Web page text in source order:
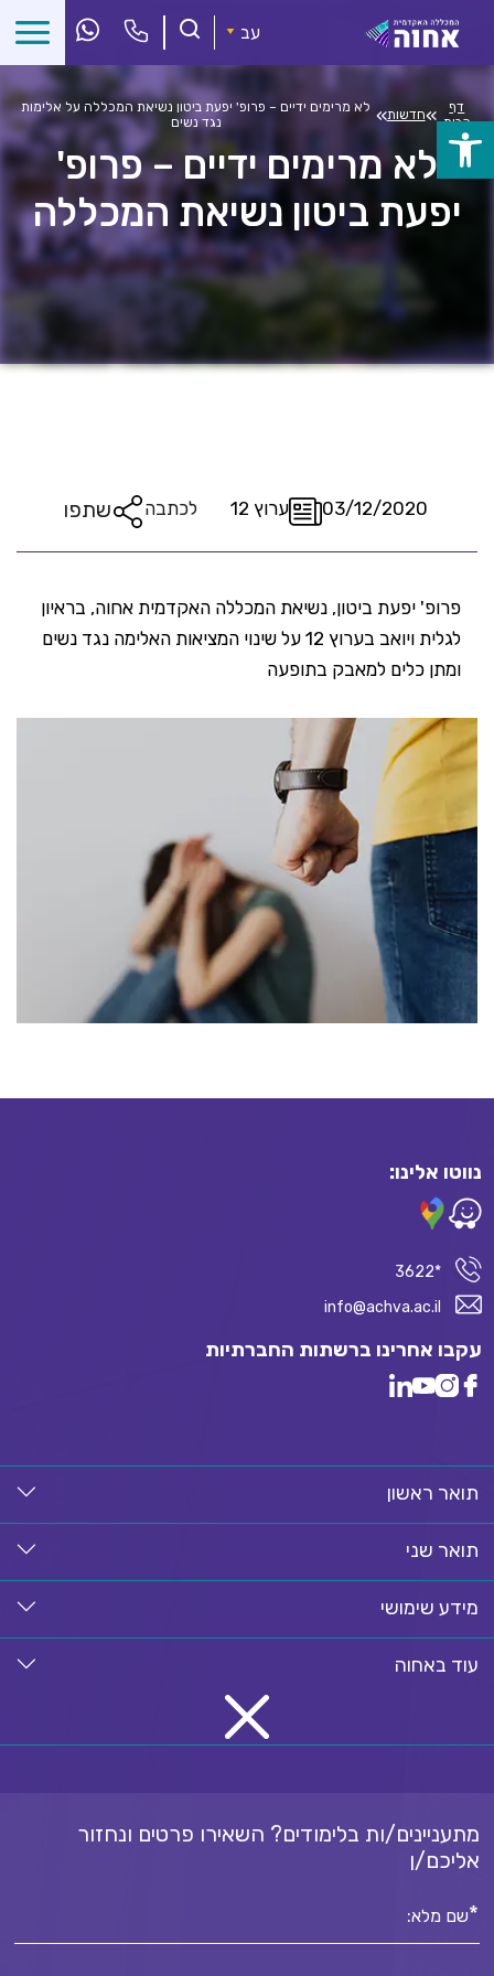
פתח
סרגל
נגישות
התוכן
עב
דף
הבית »חדשות» לא מרימים ידיים – פרופ' יפעת ביטון נשיאת המכללה על אלימות
נגד נשים
לא מרימים ידיים – פרופ'
יפעת ביטון נשיאת המכללה
על אלימות נגד נשים
03/12/2020 ערוץ 12 לכתבה שתפו
פרופ' יפעת ביטון, נשיאת המכללה האקדמית אחוה, בראיון
לגלית ויואב בערוץ 12 על שינוי המציאות האלימה נגד נשים
ומתן כלים למאבק בתופעה
נווטו אלינו:
*3622
info@achva.ac.il
עקבו אחרינו ברשתות החברתיות
תואר ראשון
תואר שני
מידע שימושי
עוד באחוה
מתעניינים/ות בלימודים? השאירו פרטים ונחזור
אליכם/ן
שם מלא:*